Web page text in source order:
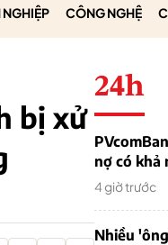
CÔNG NGHỆ
bị xử
24h
nợ có khả
4 giờ trước
Nhiều